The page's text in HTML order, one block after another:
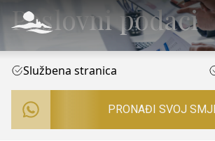
Poslovni podaci
Službena stranica
PRONAĐI SVOJ